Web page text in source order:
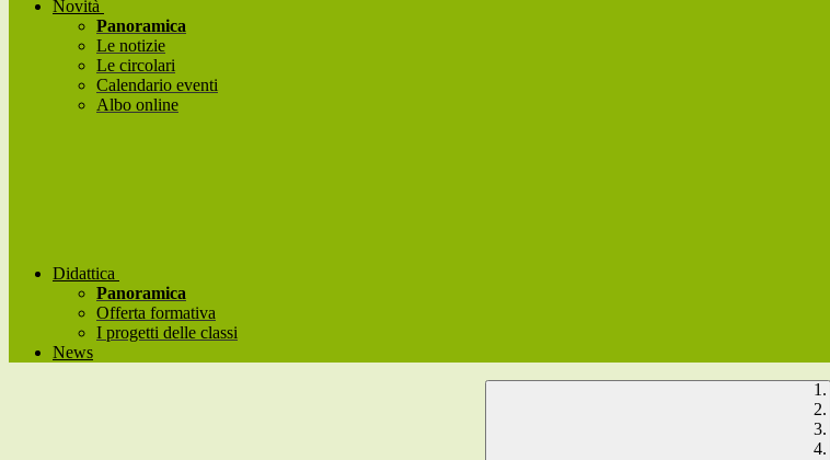
Novità
Panoramica
Le notizie
Le circolari
Calendario eventi
Albo online
Didattica
Panoramica
Offerta formativa
I progetti delle classi
News